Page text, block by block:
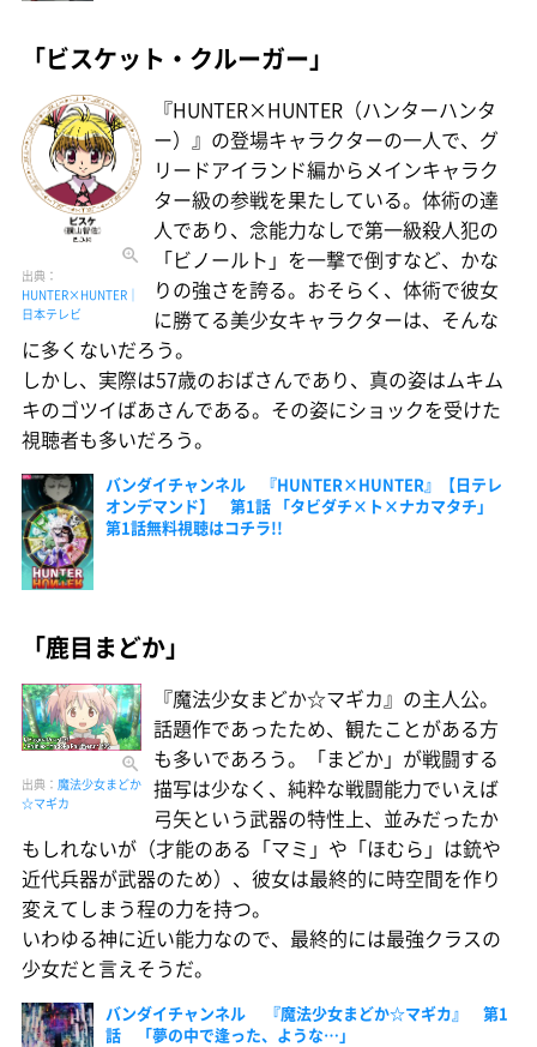
「ビスケット・クルーガー」
出典：
HUNTER×HUNTER│
日本テレビ
『HUNTER×HUNTER（ハンターハンタ
ー）』の登場キャラクターの一人で、グ
リードアイランド編からメインキャラク
ター級の参戦を果たしている。体術の達
人であり、念能力なしで第一級殺人犯の
「ビノールト」を一撃で倒すなど、かな
りの強さを誇る。おそらく、体術で彼女
に勝てる美少女キャラクターは、そんな
に多くないだろう。
しかし、実際は57歳のおばさんであり、真の姿はムキム
キのゴツイばあさんである。その姿にショックを受けた
視聴者も多いだろう。
バンダイチャンネル 『HUNTER×HUNTER』【日テレ
オンデマンド】 第1話 「タビダチ×ト×ナカマタチ」
第1話無料視聴はコチラ!!
「鹿目まどか」
出典： 魔法少女まどか
☆マギカ
『魔法少女まどか☆マギカ』の主人公。
話題作であったため、観たことがある方
も多いであろう。「まどか」が戦闘する
描写は少なく、純粋な戦闘能力でいえば
弓矢という武器の特性上、並みだったか
もしれないが（才能のある「マミ」や「ほむら」は銃や
近代兵器が武器のため）、彼女は最終的に時空間を作り
変えてしまう程の力を持つ。
いわゆる神に近い能力なので、最終的には最強クラスの
少女だと言えそうだ。
バンダイチャンネル 『魔法少女まどか☆マギカ』 第1
話 「夢の中で逢った、ような…」